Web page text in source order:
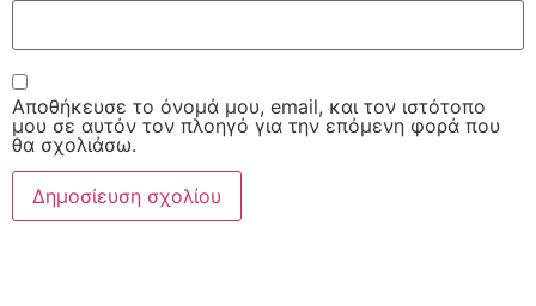
Αποθήκευσε το όνομά μου, email, και τον ιστότοπο
μου σε αυτόν τον πλοηγό για την επόμενη φορά που
θα σχολιάσω.